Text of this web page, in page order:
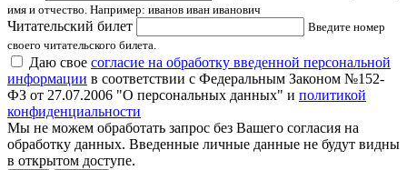
имя и отчество. Например: иванов иван иванович
Читательский билет
Введите номер
своего читательского билета.
Даю свое согласие на обработку введенной персональной
информации в соответствии с Федеральным Законом №152-
ФЗ от 27.07.2006 "О персональных данных" и политикой
конфиденциальности
Мы не можем обработать запрос без Вашего согласия на
обработку данных. Введенные личные данные не будут видны
в открытом доступе.